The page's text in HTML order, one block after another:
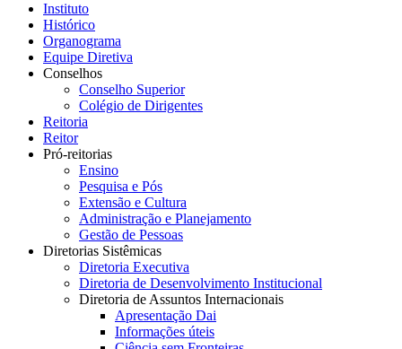
Instituto
Histórico
Organograma
Equipe Diretiva
Conselhos
Conselho Superior
Colégio de Dirigentes
Reitoria
Reitor
Pró-reitorias
Ensino
Pesquisa e Pós
Extensão e Cultura
Administração e Planejamento
Gestão de Pessoas
Diretorias Sistêmicas
Diretoria Executiva
Diretoria de Desenvolvimento Institucional
Diretoria de Assuntos Internacionais
Apresentação Dai
Informações úteis